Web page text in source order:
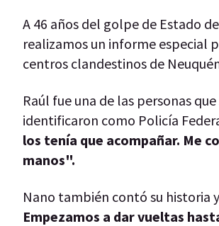
A 46 años del golpe de Estado
realizamos un informe especial
centros clandestinos de
Raúl fue una de las personas
identificaron como Policía
los tenía que acompañar. Me
manos".
Nano también contó su historia
Empezamos a dar vueltas